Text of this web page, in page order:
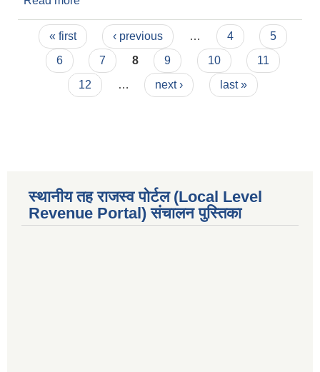
Pages
« first ‹ previous … 4
5
6
7 8 9 10
11
12
… next › last »
स्थानीय तह राजस्व पोर्टल (Local Level
Revenue Portal) संचालन पुस्तिका